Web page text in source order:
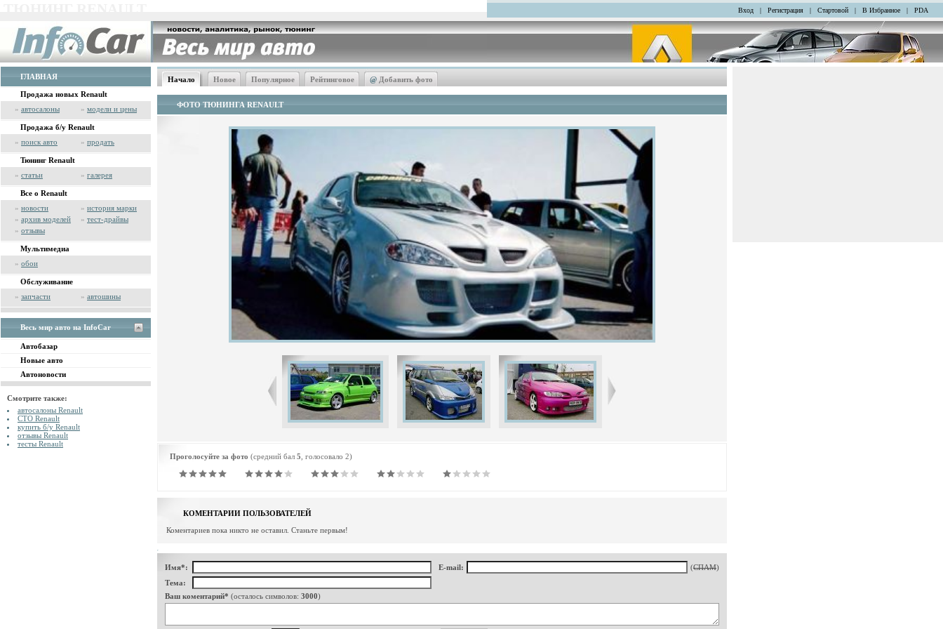
Вход | Регистрация | Стартовой | В Избранное | PDA
ГЛАВНАЯ
Продажа новых Renault
» автосалоны » модели и цены
Продажа б/у Renault
» поиск авто » продать
Тюнинг Renault
» статьи » галерея
Все о Renault
» новости » история марки
» архив моделей » тест-драйвы
» отзывы
Мультимедиа
» обои
Обслуживание
» запчасти » автошины
Весь мир авто на InfoCar
Автобазар
Новые авто
Автоновости
Смотрите также:
автосалоны Renault
СТО Renault
купить б/у Renault
отзывы Renault
тесты Renault
Начало Новое Популярное Рейтинговое @ Добавить фото
ФОТО ТЮНИНГА RENAULT
Проголосуйте за фото (средний бал 5 , голосовало 2)
КОМЕНТАРИИ ПОЛЬЗОВАТЕЛЕЙ
Коментариев пока никто не оставил. Станьте первым!
Имя*: E-mail: (СПАМ)
Тема:
Ваш коментарий* (осталось символов: 3000)